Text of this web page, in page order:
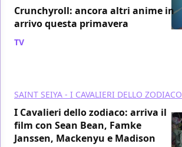
Crunchyroll: ancora altri anime in
arrivo questa primavera
TV
SAINT SEIYA - I CAVALIERI DELLO ZODIACO
I Cavalieri dello zodiaco: arriva il
film con Sean Bean, Famke
Janssen, Mackenyu e Madison